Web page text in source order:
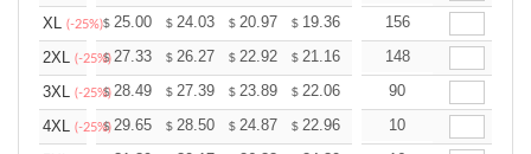
XL (-25%)$ 25.00 $ 24.03 $ 20.97 $ 19.36 18.39
156
2XL (-25%)
$27.33 $ 26.27 $ 22.92 $ 21.16 20.10
148
3XL (-25%)
$28.49 $ 27.39 $ 23.89 $ 22.06 20.95
90
4XL (-25%)
$29.65 $ 28.50 $ 24.87 $ 22.96 21.81
10